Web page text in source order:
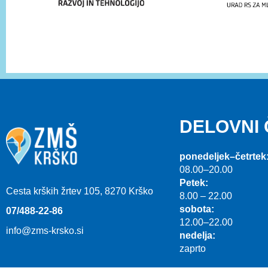
Cesta krških žrtev 105, 8270 Krško
07/488-22-86
info@zms-krsko.si
DELOVNI
08.00–20.00
Petek:
8.00 – 22.00
sobota:
12.00–22.00
nedelja:
zaprto